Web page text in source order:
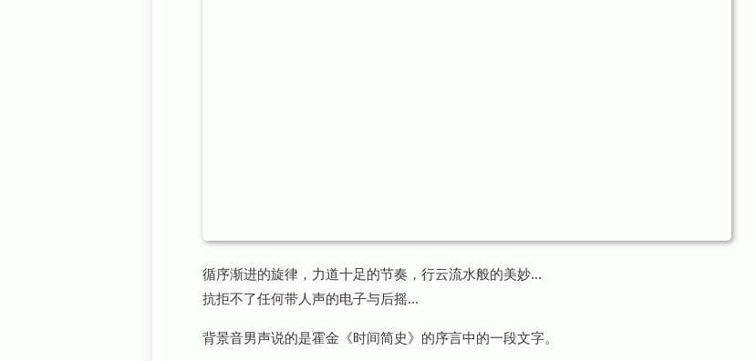
循序渐进的旋律，力道十足的节奏，行云流水般的美妙...
抗拒不了任何带人声的电子与后摇...
背景音男声说的是霍金《时间简史》的序言中的一段文字。